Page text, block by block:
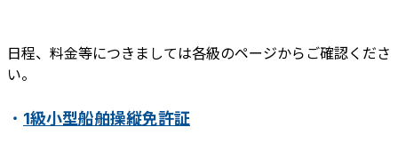
ボート免許教室
日程、料金等につきましては各級のページからご確認くださ
い。
・ 1級小型船舶操縦免許証